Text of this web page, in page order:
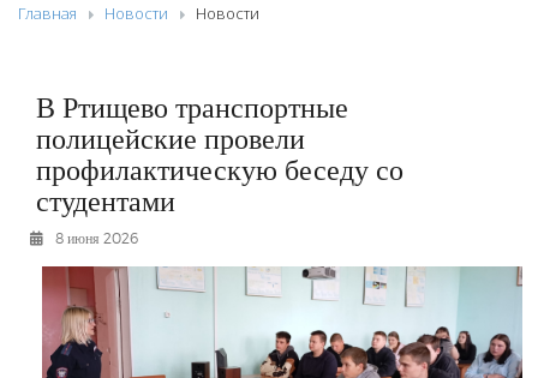
НОВОСТИ
К СВЕДЕНИЮ
КОНКУРСЫ
ФОТОРЕПОРТАЖИ
РЕКЛАМОДАТЕЛЯМ
ОБЪЯВЛЕНИЯ
КОНТАКТЫ
Главная Новости Новости
В Ртищево транспортные
полицейские провели
профилактическую беседу со
студентами
8 июня 2026